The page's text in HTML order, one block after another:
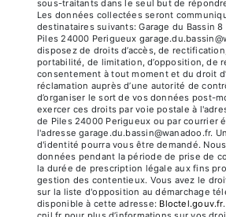
sous-traitants dans le seul but de
Les données collectées seront
destinataires suivants: Garage du Bassin
Piles 24000 Perigueux
disposez de droits d’accès, de
portabilité, de limitation, d’opposition, de
consentement à tout moment et du droit
réclamation auprès d’une autorité de
d’organiser le sort de vos données post-
exercer ces droits par voie postale à
de Piles 24000 Perigueux ou par courrier
l'adresse garage.du.bassin@wanadoo.fr.
d'identité pourra vous être demandé.
données pendant la période de prise de
la durée de prescription légale aux fins
gestion des contentieux. Vous avez le
sur la liste d'opposition au démarchage
disponible à cette adresse:
Bloctel.gouv.fr